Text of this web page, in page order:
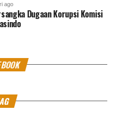
ago
Dugaan Korupsi Komisi